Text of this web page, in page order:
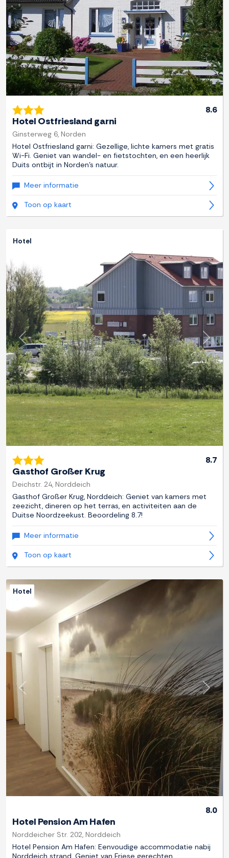
8.6
Hotel Ostfriesland garni
Ginsterweg 6, Norden
Hotel Ostfriesland garni: Gezellige, lichte kamers met gratis
Wi-Fi. Geniet van wandel- en fietstochten, en een heerlijk
Duits ontbijt in Norden's natuur.
Meer informatie
Toon op kaart
Previous Next
Hotel
8.7
Gasthof Großer Krug
Deichstr. 24, Norddeich
Gasthof Großer Krug, Norddeich: Geniet van kamers met
zeezicht, dineren op het terras, en activiteiten aan de
Duitse Noordzeekust. Beoordeling 8.7!
Meer informatie
Toon op kaart
Previous Next
Hotel
8.0
Hotel Pension Am Hafen
Norddeicher Str. 202, Norddeich
Hotel Pension Am Hafen: Eenvoudige accommodatie nabij
Norddeich strand. Geniet van Friese gerechten,